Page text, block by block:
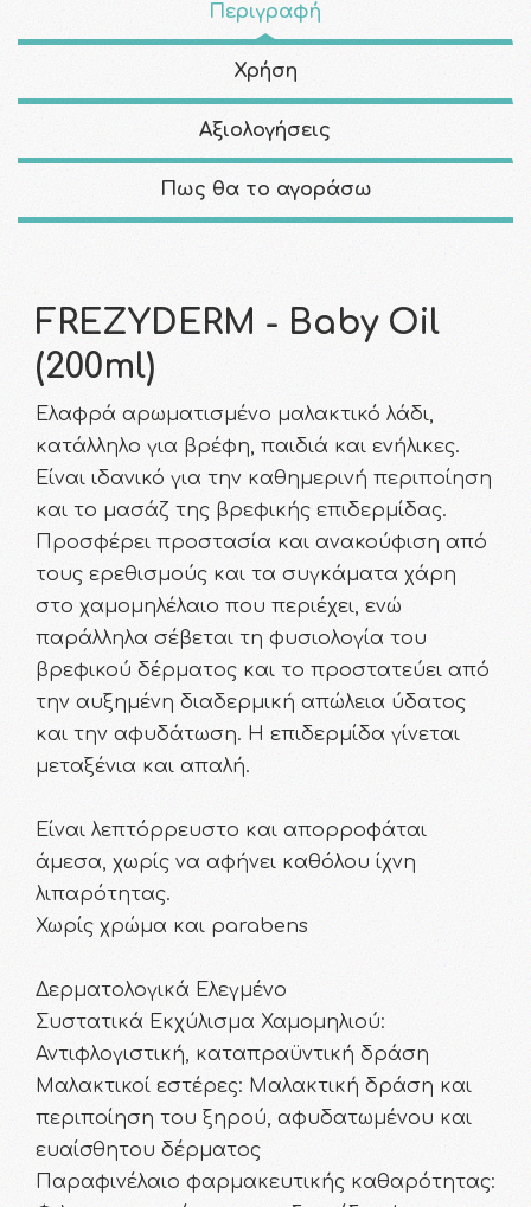
Περιγραφή
Χρήση
Αξιολογήσεις
Πως θα το αγοράσω
FREZYDERM - Baby Oil
(200ml)
Ελαφρά αρωματισμένο μαλακτικό λάδι,
κατάλληλο για βρέφη, παιδιά και ενήλικες.
Είναι ιδανικό για την καθημερινή περιποίηση
και το μασάζ της βρεφικής επιδερμίδας.
Προσφέρει προστασία και ανακούφιση από
τους ερεθισμούς και τα συγκάματα χάρη
στο χαμομηλέλαιο που περιέχει, ενώ
παράλληλα σέβεται τη φυσιολογία του
βρεφικού δέρματος και το προστατεύει από
την αυξημένη διαδερμική απώλεια ύδατος
και την αφυδάτωση. Η επιδερμίδα γίνεται
μεταξένια και απαλή.
Είναι λεπτόρρευστο και απορροφάται
άμεσα, χωρίς να αφήνει καθόλου ίχνη
λιπαρότητας.
Χωρίς χρώμα και parabens
Δερματολογικά Ελεγμένο
Συστατικά Εκχύλισμα Χαμομηλιού:
Αντιφλογιστική, καταπραϋντική δράση
Μαλακτικοί εστέρες: Μαλακτική δράση και
περιποίηση του ξηρού, αφυδατωμένου και
ευαίσθητου δέρματος
Παραφινέλαιο φαρμακευτικής καθαρότητας: